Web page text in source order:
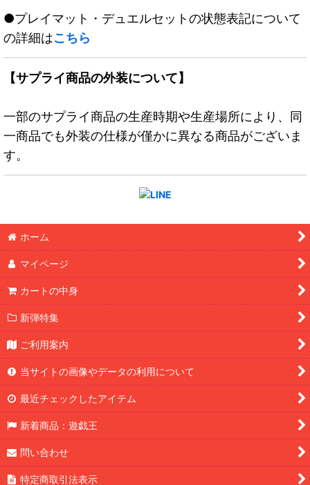
●プレイマット・デュエルセットの状態表記について
の詳細はこちら
【サプライ商品の外装について】
一部のサプライ商品の生産時期や生産場所により、同
一商品でも外装の仕様が僅かに異なる商品がございま
す。
ホーム
マイページ
カートの中身
新弾特集
ご利用案内
当サイトの画像やデータの利用について
最近チェックしたアイテム
新着商品：遊戯王
問い合わせ
特定商取引法表示